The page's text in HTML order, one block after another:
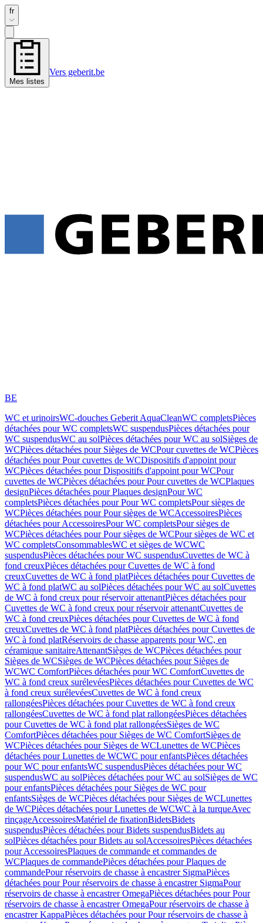
fr
Mes listes
Vers geberit.be
BE
WC et urinoirsWC-douches Geberit AquaCleanWC completsPièces
détachées pour WC completsWC suspendusPièces détachées pour
WC suspendusWC au solPièces détachées pour WC au solSièges de
WCPièces détachées pour Sièges de WCPour cuvettes de WCPièces
détachées pour Pour cuvettes de WCDispositifs d'appoint pour
WCPièces détachées pour Dispositifs d'appoint pour WCPour
cuvettes de WCPièces détachées pour Pour cuvettes de WCPlaques
designPièces détachées pour Plaques designPour WC
completsPièces détachées pour Pour WC completsPour sièges de
WCPièces détachées pour Pour sièges de WCAccessoiresPièces
détachées pour AccessoiresPour WC completsPour sièges de
WCPièces détachées pour Pour sièges de WCPour sièges de WC et
WC completsConsommablesWC et sièges de WCWC
suspendusPièces détachées pour WC suspendusCuvettes de WC à
fond creuxPièces détachées pour Cuvettes de WC à fond
creuxCuvettes de WC à fond platPièces détachées pour Cuvettes de
WC à fond platWC au solPièces détachées pour WC au solCuvettes
de WC à fond creux pour réservoir attenantPièces détachées pour
Cuvettes de WC à fond creux pour réservoir attenantCuvettes de
WC à fond creuxPièces détachées pour Cuvettes de WC à fond
creuxCuvettes de WC à fond platPièces détachées pour Cuvettes de
WC à fond platRéservoirs de chasse apparents pour WC, en
céramique sanitaireAttenantSièges de WCPièces détachées pour
Sièges de WCSièges de WCPièces détachées pour Sièges de
WCWC ComfortPièces détachées pour WC ComfortCuvettes de
WC à fond creux surélevéesPièces détachées pour Cuvettes de WC
à fond creux surélevéesCuvettes de WC à fond creux
rallongéesPièces détachées pour Cuvettes de WC à fond creux
rallongéesCuvettes de WC à fond plat rallongéesPièces détachées
pour Cuvettes de WC à fond plat rallongéesSièges de WC
ComfortPièces détachées pour Sièges de WC ComfortSièges de
WCPièces détachées pour Sièges de WCLunettes de WCPièces
détachées pour Lunettes de WCWC pour enfantsPièces détachées
pour WC pour enfantsWC suspendusPièces détachées pour WC
suspendusWC au solPièces détachées pour WC au solSièges de WC
pour enfantsPièces détachées pour Sièges de WC pour
enfantsSièges de WCPièces détachées pour Sièges de WCLunettes
de WCPièces détachées pour Lunettes de WCWC à la turqueAvec
rinçageAccessoiresMatériel de fixationBidetsBidets
suspendusPièces détachées pour Bidets suspendusBidets au
solPièces détachées pour Bidets au solAccessoiresPièces détachées
pour AccessoiresPlaques de commande et commandes de
WCPlaques de commandePièces détachées pour Plaques de
commandePour réservoirs de chasse à encastrer SigmaPièces
détachées pour Pour réservoirs de chasse à encastrer SigmaPour
réservoirs de chasse à encastrer OmegaPièces détachées pour Pour
réservoirs de chasse à encastrer OmegaPour réservoirs de chasse à
encastrer KappaPièces détachées pour Pour réservoirs de chasse à